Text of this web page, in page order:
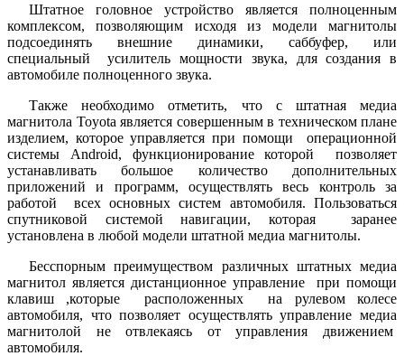
Штатное головное устройство является полноценным
комплексом, позволяющим исходя из модели магнитолы
подсоединять внешние динамики, саббуфер, или
специальный усилитель мощности звука, для создания в
автомобиле полноценного звука.
Также необходимо отметить, что с штатная медиа
магнитола Toyota является совершенным в техническом плане
изделием, которое управляется при помощи операционной
системы Android, функционирование которой позволяет
устанавливать большое количество дополнительных
приложений и программ, осуществлять весь контроль за
работой всех основных систем автомобиля. Пользоваться
спутниковой системой навигации, которая заранее
установлена в любой модели штатной медиа магнитолы.
Бесспорным преимуществом различных штатных медиа
магнитол является дистанционное управление при помощи
клавиш ,которые расположенных на рулевом колесе
автомобиля, что позволяет осуществлять управление медиа
магнитолой не отвлекаясь от управления движением
автомобиля.